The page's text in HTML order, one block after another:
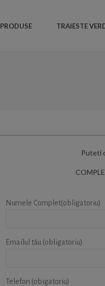
PRODUSE TRAIESTE
Puteti
Numele Complet(obligatoriu)
Emailul tău (obligatoriu)
Telefon (obigatoriu)